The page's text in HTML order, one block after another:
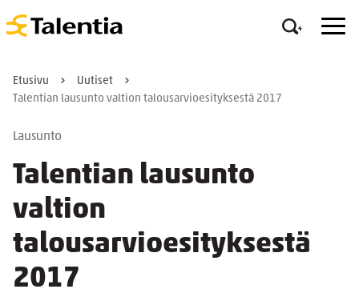
Etusivu
Uutiset
Talentian lausunto valtion talousarvioesityksestä 2017
Lausunto
Talentian lausunto
valtion
talousarvioesityksestä
2017